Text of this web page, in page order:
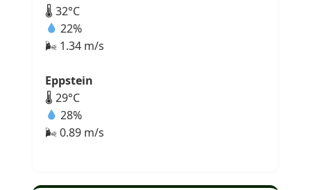
🌡 32°C
22%
🌬 1.34 m/s
Eppstein
🌡 29°C
28%
🌬 0.89 m/s